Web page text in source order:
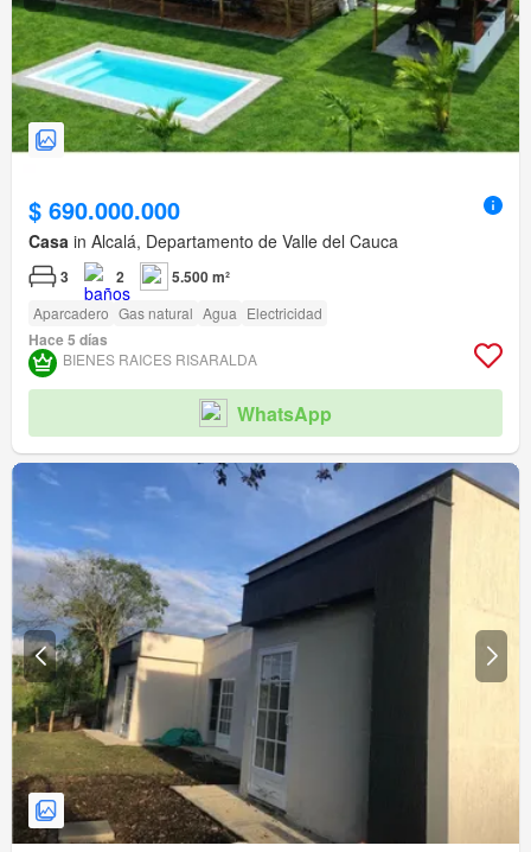
$ 690.000.000
Casa in Alcalá, Departamento de Valle del Cauca
3 2 5.500 m²
Aparcadero Gas natural Agua Electricidad
Hace 5 días
BIENES RAICES RISARALDA
WhatsApp